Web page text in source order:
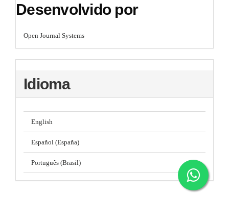
Desenvolvido por
Open Journal Systems
Idioma
English
Español (España)
Português (Brasil)